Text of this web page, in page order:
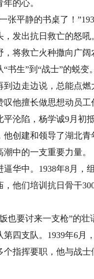
的心。
平静的书桌了！
发出抗日救亡的怒
将救亡火种撒向广阔
生”到“战士”的蜕变
边走边说，总能点
他擅长做思想动员工
沦陷，杨学诚9月初
他创建和领导了湖北
中的一支重要力量。
中。1938年8月，
他们培训抗日骨干
要讨来一支枪”的壮
四支队。1939年6月
指挥要职，他与战